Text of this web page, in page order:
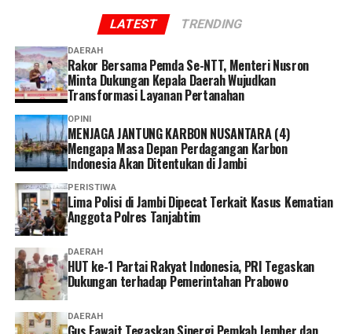
LATEST TRENDING
DAERAH
Rakor Bersama Pemda Se-NTT, Menteri Nusron
Minta Dukungan Kepala Daerah Wujudkan
Transformasi Layanan Pertanahan
OPINI
MENJAGA JANTUNG KARBON NUSANTARA (4)
Mengapa Masa Depan Perdagangan Karbon
Indonesia Akan Ditentukan di Jambi
PERISTIWA
Lima Polisi di Jambi Dipecat Terkait Kasus Kematian
Anggota Polres Tanjabtim
DAERAH
HUT ke-1 Partai Rakyat Indonesia, PRI Tegaskan
Dukungan terhadap Pemerintahan Prabowo
DAERAH